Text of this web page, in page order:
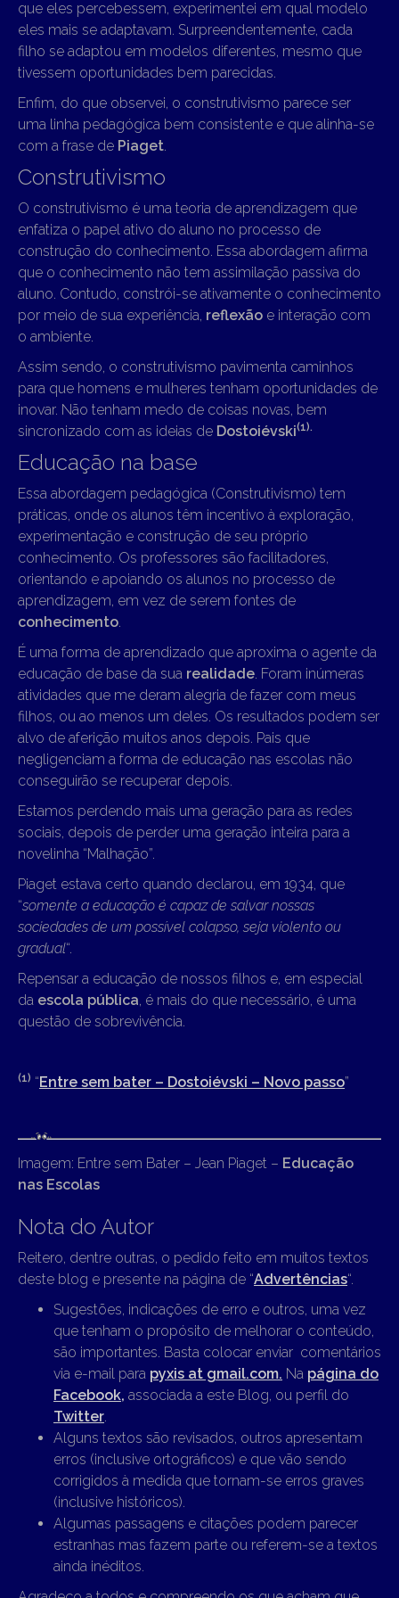
que eles percebessem, experimentei em qual modelo
eles mais se adaptavam. Surpreendentemente, cada
filho se adaptou em modelos diferentes, mesmo que
tivessem oportunidades bem parecidas.
Enfim, do que observei, o construtivismo parece ser
uma linha pedagógica bem consistente e que alinha-se
com a frase de Piaget.
Construtivismo
O construtivismo é uma teoria de aprendizagem que
enfatiza o papel ativo do aluno no processo de
construção do conhecimento. Essa abordagem afirma
que o conhecimento não tem assimilação passiva do
aluno. Contudo, constrói-se ativamente o conhecimento
por meio de sua experiência, reflexão e interação com
o ambiente.
Assim sendo, o construtivismo pavimenta caminhos
para que homens e mulheres tenham oportunidades de
inovar. Não tenham medo de coisas novas, bem
sincronizado com as ideias de Dostoiévski(1).
Educação na base
Essa abordagem pedagógica (Construtivismo) tem
práticas, onde os alunos têm incentivo à exploração,
experimentação e construção de seu próprio
conhecimento. Os professores são facilitadores,
orientando e apoiando os alunos no processo de
aprendizagem, em vez de serem fontes de
conhecimento.
É uma forma de aprendizado que aproxima o agente da
educação de base da sua realidade. Foram inúmeras
atividades que me deram alegria de fazer com meus
filhos, ou ao menos um deles. Os resultados podem ser
alvo de aferição muitos anos depois. Pais que
negligenciam a forma de educação nas escolas não
conseguirão se recuperar depois.
Estamos perdendo mais uma geração para as redes
sociais, depois de perder uma geração inteira para a
novelinha “Malhação”.
Piaget estava certo quando declarou, em 1934, que
“somente a educação é capaz de salvar nossas
sociedades de um possível colapso, seja violento ou
gradual“.
Repensar a educação de nossos filhos e, em especial
da escola pública, é mais do que necessário, é uma
questão de sobrevivência.
(1) “Entre sem bater – Dostoiévski – Novo passo”
Imagem: Entre sem Bater – Jean Piaget – Educação
nas Escolas
Nota do Autor
Reitero, dentre outras, o pedido feito em muitos textos
deste blog e presente na página de “Advertências“.
Sugestões, indicações de erro e outros, uma vez
que tenham o propósito de melhorar o conteúdo,
são importantes. Basta colocar enviar comentários
via e-mail para pyxis at gmail.com. Na página do
Facebook, associada a este Blog, ou perfil do
Twitter.
Alguns textos são revisados, outros apresentam
erros (inclusive ortográficos) e que vão sendo
corrigidos à medida que tornam-se erros graves
(inclusive históricos).
Algumas passagens e citações podem parecer
estranhas mas fazem parte ou referem-se a textos
ainda inéditos.